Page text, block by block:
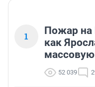
1
Пожар на
как
52 039